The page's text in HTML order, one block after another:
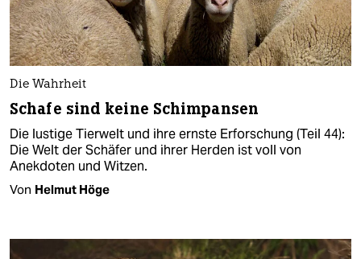
Die Wahrheit
Schafe sind keine Schimpansen
Die lustige Tierwelt und ihre ernste Erforschung (Teil 44):
Die Welt der Schäfer und ihrer Herden ist voll von
Anekdoten und Witzen.
Von Helmut Höge